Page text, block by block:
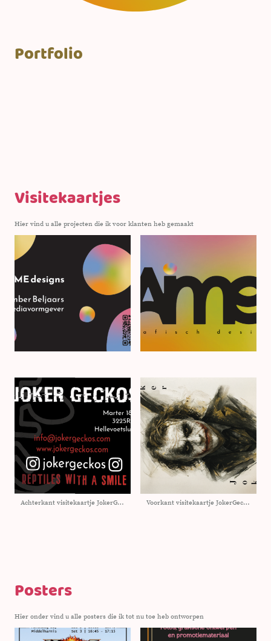
Portfolio
Visitekaartjes
Hier vind u alle projecten die ik voor klanten heb gemaakt
Achterkant visitekaartje JokerGeckos Voorkant visitekaartje JokerGeckos
Posters
Hier onder vind u alle posters die ik tot nu toe heb ontworpen